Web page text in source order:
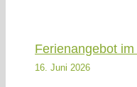
Ferienangebot
16. Juni 2026